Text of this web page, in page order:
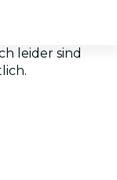
leider sind